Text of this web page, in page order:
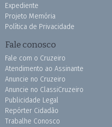
Expediente
Projeto Memória
Política de Privacidade
Fale conosco
Fale com o Cruzeiro
Atendimento ao Assinante
Anuncie no Cruzeiro
Anuncie no ClassiCruzeiro
Publicidade Legal
Repórter Cidadão
Trabalhe Conosco